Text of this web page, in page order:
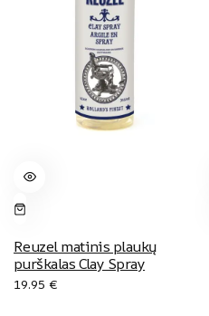
Reuzel matinis plaukų
purškalas Clay Spray
19.95 €